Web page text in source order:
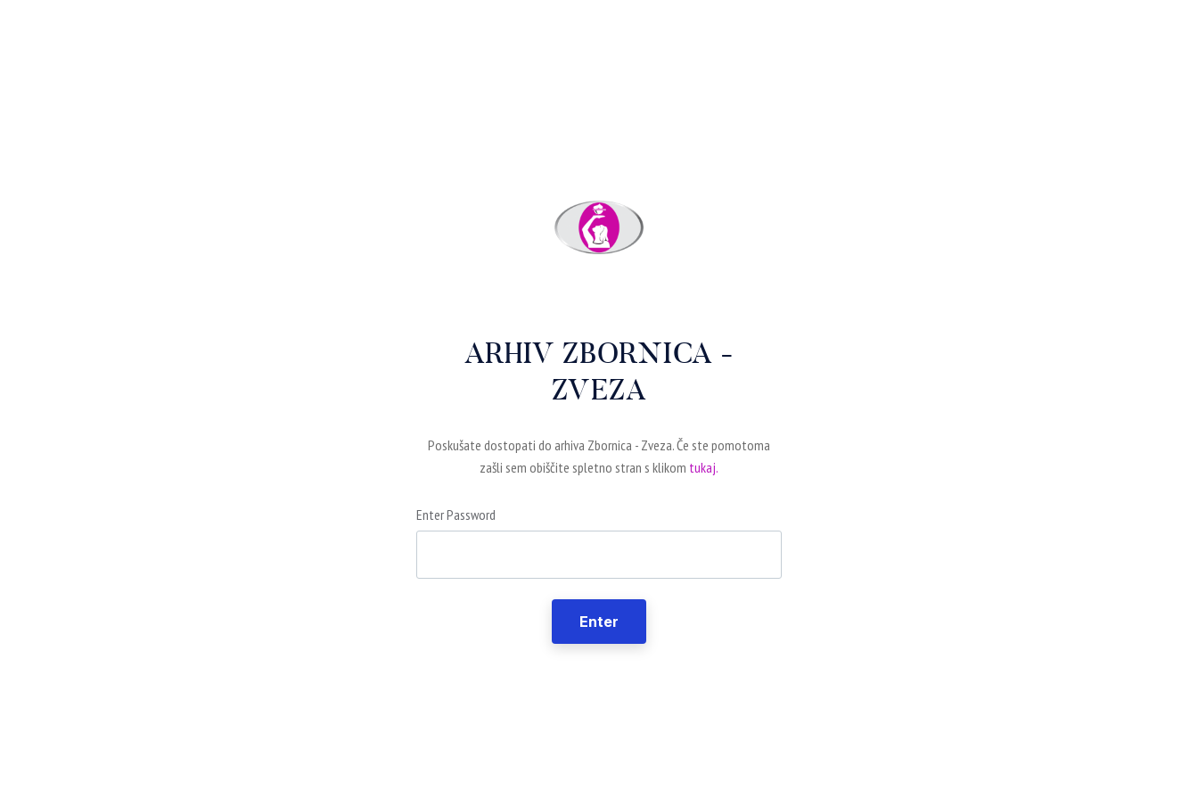
ARHIV ZBORNICA -
ZVEZA
Poskušate dostopati do arhiva Zbornica - Zveza. Če ste pomotoma
zašli sem obiščite spletno stran s klikom tukaj.
Enter Password
Enter